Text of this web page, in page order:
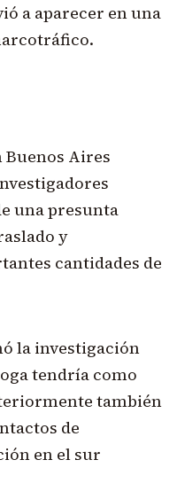
a aparecer en una
Buenos Aires
una presunta
y
cantidades de
la investigación
tendría como
también
de
en el sur